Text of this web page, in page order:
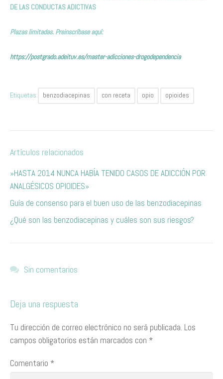
DE LAS CONDUCTAS ADICTIVAS
Plazas limitadas. Preinscríbase aquí:
https://postgrado.adeituv.es/master-adicciones-drogodependencia
Etiquetas: benzodiacepinas con receta opio opioides
Artículos relacionados
​»H​ASTA 2014 NUNCA HABÍA TENIDO CASOS DE ADICCIÓN POR
ANALGÉSICOS OPIOIDES»
Guía de consenso para el buen uso de las benzodiacepinas
¿Qué son las benzodiacepinas y cuáles son sus riesgos?
Sin comentarios
Deja una respuesta
Tu dirección de correo electrónico no será publicada. Los
campos obligatorios están marcados con *
Comentario *